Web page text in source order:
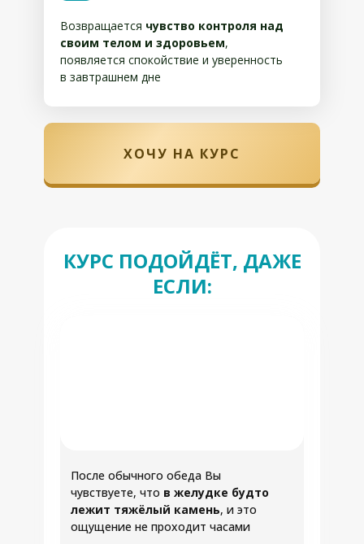
ХОЧУ НА КУРС
Возвращается чувство контроля над
своим телом и здоровьем,
появляется спокойствие и уверенность
в завтрашнем дне
КУРС ПОДОЙДЁТ, ДАЖЕ
ЕСЛИ:
После обычного обеда Вы
чувствуете, что в желудке будто
лежит тяжёлый камень, и это
ощущение не проходит часами